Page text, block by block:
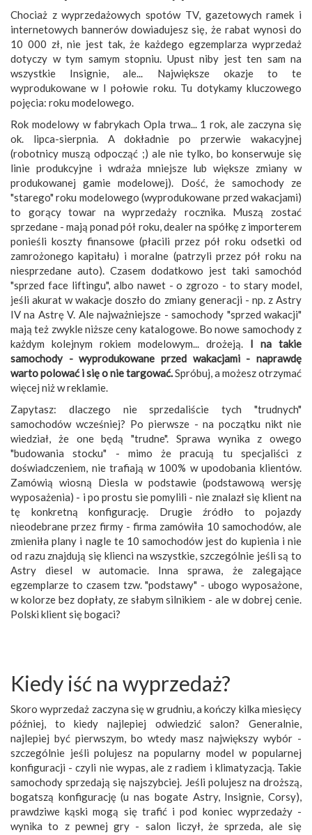
Chociaż z wyprzedażowych spotów TV, gazetowych ramek i
internetowych bannerów dowiadujesz się, że rabat wynosi do
10 000 zł, nie jest tak, że każdego egzemplarza wyprzedaż
dotyczy w tym samym stopniu. Upust niby jest ten sam na
wszystkie Insignie, ale... Największe okazje to te
wyprodukowane w I połowie roku. Tu dotykamy kluczowego
pojęcia: roku modelowego.
Rok modelowy w fabrykach Opla trwa... 1 rok, ale zaczyna się
ok. lipca-sierpnia. A dokładnie po przerwie wakacyjnej
(robotnicy muszą odpocząć ;) ale nie tylko, bo konserwuje się
linie produkcyjne i wdraża mniejsze lub większe zmiany w
produkowanej gamie modelowej). Dość, że samochody ze
"starego" roku modelowego (wyprodukowane przed wakacjami)
to gorący towar na wyprzedaży rocznika. Muszą zostać
sprzedane - mają ponad pół roku, dealer na spółkę z importerem
ponieśli koszty finansowe (płacili przez pół roku odsetki od
zamrożonego kapitału) i moralne (patrzyli przez pół roku na
niesprzedane auto). Czasem dodatkowo jest taki samochód
"sprzed face liftingu", albo nawet - o zgrozo - to stary model,
jeśli akurat w wakacje doszło do zmiany generacji - np. z Astry
IV na Astrę V. Ale najważniejsze - samochody "sprzed wakacji"
mają też zwykle niższe ceny katalogowe. Bo nowe samochody z
każdym kolejnym rokiem modelowym... drożeją.
I na takie
samochody - wyprodukowane przed wakacjami - naprawdę
warto polować i się o nie targować.Spróbuj, a możesz otrzymać
więcej niż w reklamie.
Zapytasz: dlaczego nie sprzedaliście tych "trudnych"
samochodów wcześniej? Po pierwsze - na początku nikt nie
wiedział, że one będą "trudne". Sprawa wynika z owego
"budowania stocku" - mimo że pracują tu specjaliści z
doświadczeniem, nie trafiają w 100% w upodobania klientów.
Zamówią wiosną Diesla w podstawie (podstawową wersję
wyposażenia) - i po prostu sie pomylili - nie znalazł się klient na
tę konkretną konfigurację. Drugie źródło to pojazdy
nieodebrane przez firmy - firma zamówiła 10 samochodów, ale
zmieniła plany i nagle te 10 samochodów jest do kupienia i nie
od razu znajdują się klienci na wszystkie, szczególnie jeśli są to
Astry diesel w automacie. Inna sprawa, że zalegające
egzemplarze to czasem tzw. "podstawy" - ubogo wyposażone,
w kolorze bez dopłaty, ze słabym silnikiem - ale w dobrej cenie.
Polski klient się bogaci?
Kiedy iść na wyprzedaż?
Skoro wyprzedaż zaczyna się w grudniu, a kończy kilka miesięcy
później, to kiedy najlepiej odwiedzić salon? Generalnie,
najlepiej być pierwszym, bo wtedy masz największy wybór -
szczególnie jeśli polujesz na popularny model w popularnej
konfiguracji - czyli nie wypas, ale z radiem i klimatyzacją. Takie
samochody sprzedają się najszybciej. Jeśli polujesz na droższą,
bogatszą konfigurację (u nas bogate Astry, Insignie, Corsy),
prawdziwe kąski mogą się trafić i pod koniec wyprzedaży -
wynika to z pewnej gry - salon liczył, że sprzeda, ale się